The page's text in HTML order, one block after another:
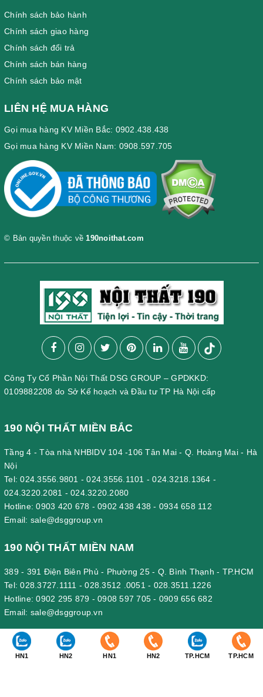
Chính sách bảo hành
Chính sách giao hàng
Chính sách đổi trả
Chính sách bán hàng
Chính sách bảo mật
LIÊN HỆ MUA HÀNG
Gọi mua hàng KV Miền Bắc: 0902.438.438
Gọi mua hàng KV Miền Nam: 0908.597.705
© Bản quyền thuộc về 190noithat.com
Công Ty Cổ Phần Nội Thất DSG GROUP – GPDKKD:
0109882208 do Sở Kế hoạch và Đầu tư TP Hà Nội cấp
190 NỘI THẤT MIỀN BẮC
Tầng 4 - Tòa nhà NHBIDV 104 -106 Tân Mai - Q. Hoàng Mai - Hà
Nội
Tel:024.3556.9801 -024.3556.1101 -024.3218.1364 -
024.3220.2081 - 024.3220.2080
Hotline:0903 420 678 - 0902 438 438 - 0934 658 112
Email: sale@dsggroup.vn
190 NỘI THẤT MIỀN NAM
389 - 391 Điện Biên Phủ - Phường 25 - Q. Bình Thạnh - TP.HCM
Tel:028.3727.1111 -028.3512 .0051 - 028.3511.1226
Hotline:0902 295 879 - 0908 597 705 - 0909 656 682
Email: sale@dsggroup.vn
190 VĂN PHÒNG CÔNG TY
HN1 HN2 HN1 HN2 TP.HCM TP.HCM